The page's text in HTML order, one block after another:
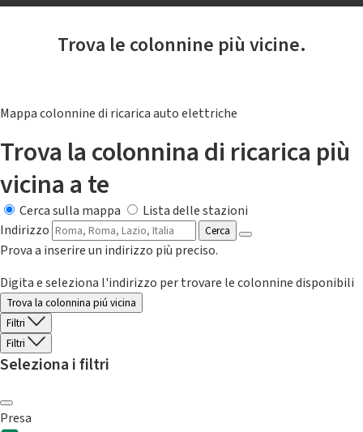
Trova le colonnine più vicine.
Mappa colonnine di ricarica auto elettriche
Trova la colonnina di ricarica più
vicina a te
Cerca sulla mappa
Lista delle stazioni
Indirizzo
Cerca
Prova a inserire un indirizzo più preciso.
Digita e seleziona l'indirizzo per trovare le colonnine disponibili
Trova la colonnina piú vicina
Filtri
Filtri
Seleziona i filtri
Presa